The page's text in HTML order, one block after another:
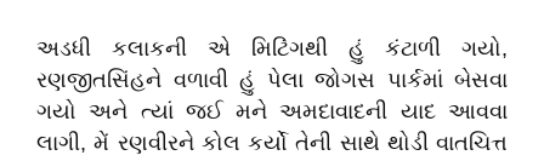
અડધી કલાકની એ મિટિંગથી હું કંટાળી ગયો,
રણજીતસિંહને વળાવી હું પેલા જોગસ પાર્કમાં બેસવા
ગયો અને ત્યાં જઈ મને અમદાવાદની યાદ આવવા
લાગી, મેં રણવીરને કોલ કર્યો તેની સાથે થોડી વાતચિત્ત